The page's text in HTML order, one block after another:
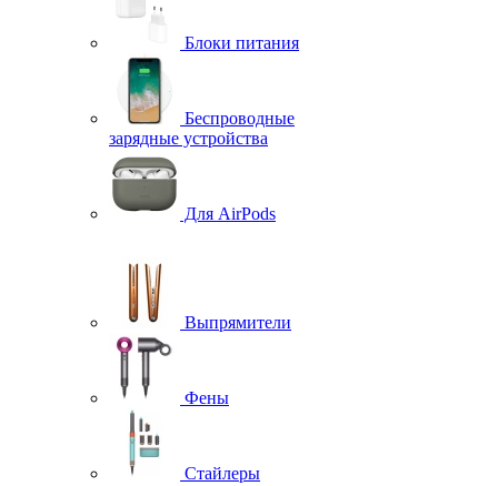
Блоки питания
Беспроводные
зарядные устройства
Для AirPods
Выпрямители
Фены
Стайлеры